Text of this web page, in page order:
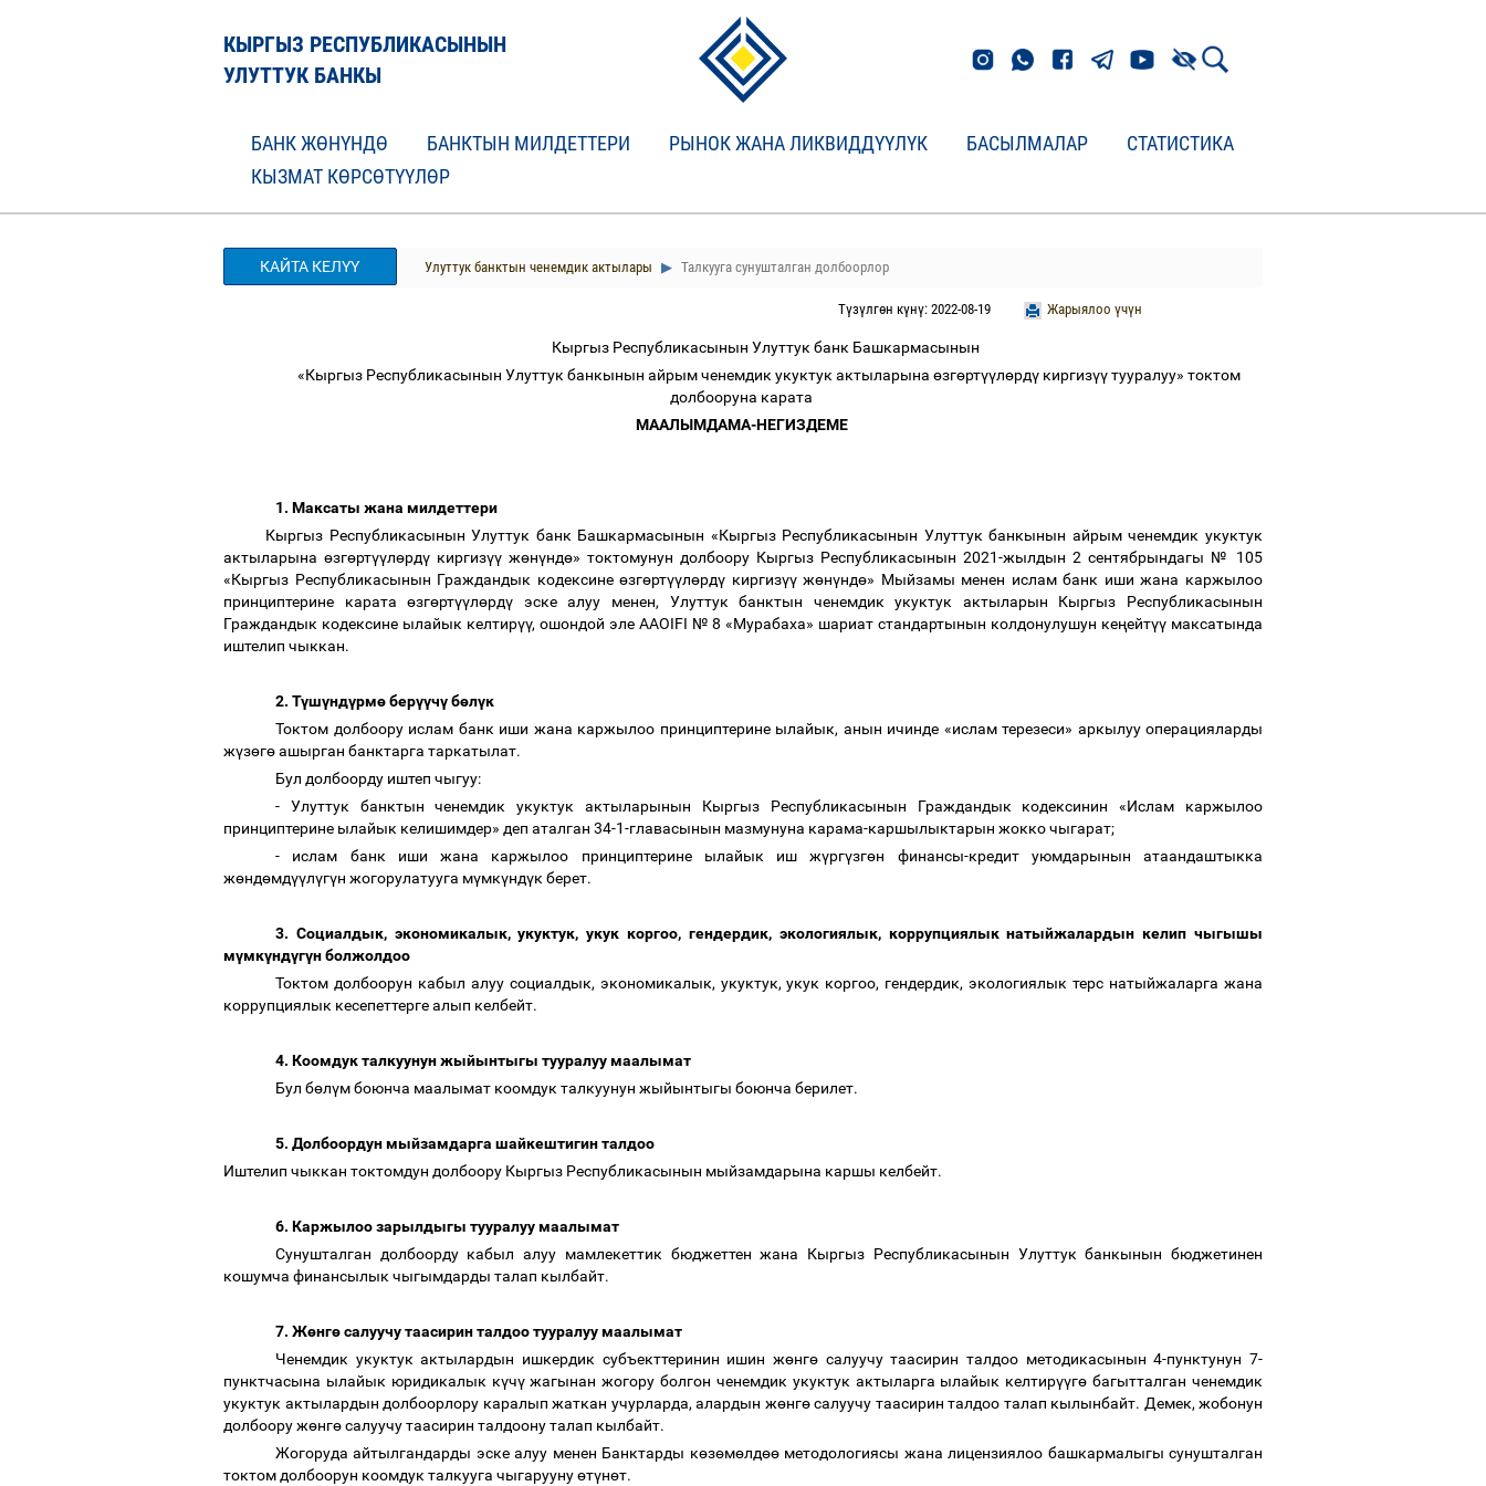
КЫРГЫЗ РЕСПУБЛИКАСЫНЫН
УЛУТТУК БАНКЫ
БАНК ЖӨНҮНДӨ БАНКТЫН МИЛДЕТТЕРИ РЫНОК ЖАНА ЛИКВИДДҮҮЛҮК БАСЫЛМАЛАР
СТАТИСТИКА
КЫЗМАТ КӨРСӨТҮҮЛӨР
КАЙТА КЕЛҮҮ Улуттук банктын ченемдик актылары Талкууга сунушталган долбоорлор
Жарыялоо үчүн
Түзүлгөн күнү: 2022-08-19
Кыргыз Республикасынын Улуттук банк Башкармасынын
«Кыргыз Республикасынын Улуттук банкынын айрым ченемдик укуктук актыларына өзгөртүүлөрдү киргизүүтууралуу» токтом
долбооруна карата
МААЛЫМДАМА-НЕГИЗДЕМЕ
1. Максаты жана милдеттери
Кыргыз Республикасынын Улуттук банк Башкармасынын «Кыргыз Республикасынын Улуттук банкынын айрым ченемдик укуктук
актыларына өзгөртүүлөрдү киргизүү жөнүндө» токтомунун долбоору Кыргыз Республикасынын 2021-жылдын 2 сентябрындагы № 105
«Кыргыз Республикасынын Граждандык кодексинеөзгөртүүлөрдү киргизүүжөнүндө» Мыйзамы менен ислам банк иши жана каржылоо
принциптерине каратаөзгөртүүлөрдү эске алуу менен, Улуттук банктын ченемдик укуктук актыларын Кыргыз Республикасынын
Граждандык кодексине ылайык келтирүү, ошондой эле AAOIFI № 8 «Мурабаха» шариат стандартынын колдонулушун кеңейтүү максатында
иштелип чыккан.
2. Түшүндүрмөберүүчүбөлүк
Токтом долбоору ислам банк иши жана каржылоо принциптерине ылайык, анын ичинде «ислам терезеси» аркылуу операцияларды
жүзөгөашырган банктарга таркатылат.
Бул долбоорду иштеп чыгуу:
- Улуттук банктын ченемдик укуктук актыларынын Кыргыз Республикасынын Граждандык кодексинин «Ислам каржылоо
принциптерине ылайык келишимдер» деп аталган 34-1-главасынын мазмунуна карама-каршылыктарын жокко чыгарат;
- ислам банк иши жана каржылоо принциптерине ылайык иш жүргүзгөн финансы-кредит уюмдарынын атаандаштыкка
жөндөмдүүлүгүн жогорулатууга мүмкүндүк берет.
3. Социалдык, экономикалык, укуктук, укук коргоо, гендердик, экологиялык, коррупциялык натыйжалардын келип чыгышы
мүмкүндүгүн болжолдоо
Токтом долбоорун кабыл алуу социалдык, экономикалык, укуктук, укук коргоо, гендердик, экологиялык терс натыйжаларга жана
коррупциялык кесепеттерге алып келбейт.
4. Коомдук талкуунун жыйынтыгы тууралуу маалымат
Бул бөлүм боюнча маалымат коомдук талкуунун жыйынтыгы боюнча берилет.
5. Долбоордун мыйзамдарга шайкештигин талдоо
Иштелип чыккан токтомдун долбоору Кыргыз Республикасынын мыйзамдарына каршы келбейт.
6. Каржылоо зарылдыгы тууралуу маалымат
Сунушталган долбоорду кабыл алуу мамлекеттик бюджеттен жана Кыргыз Республикасынын Улуттук банкынын бюджетинен
кошумча финансылык чыгымдарды талап кылбайт.
7. Жөнгөсалуучу таасирин талдоо тууралуу маалымат
Ченемдик укуктук актылардын ишкердик субъекттеринин ишин жөнгө салуучу таасирин талдоо методикасынын 4-пунктунун 7-
пунктчасына ылайык юридикалык күчүжагынан жогору болгон ченемдик укуктук актыларга ылайык келтирүүгө багытталган ченемдик
укуктук актылардын долбоорлору каралып жаткан учурларда, алардын жөнгөсалуучу таасирин талдоо талап кылынбайт. Демек, жобонун
долбоору жөнгөсалуучу таасирин талдоону талап кылбайт.
Жогоруда айтылгандарды эске алуу менен Банктарды көзөмөлдөөметодологиясы жана лицензиялоо башкармалыгы сунушталган
токтом долбоорун коомдук талкууга чыгаруунуөтүнөт.